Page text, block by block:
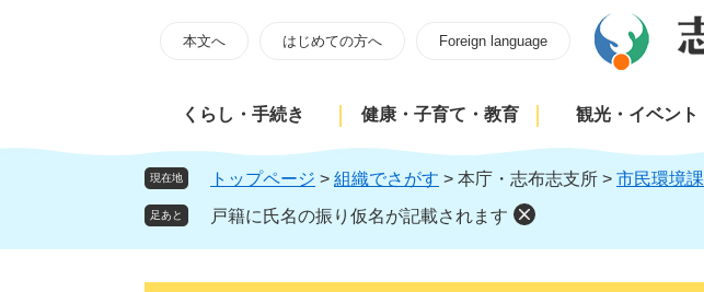
頭
飛
本
本文へ はじめての方へ Foreign language
くらし・手続き 健康・子育て・教育 観光・イベント
現在地 トップページ > 組織でさがす > 本庁・志布志支所 > 市民環境課
足あと 戸籍に氏名の振り仮名が記載されます